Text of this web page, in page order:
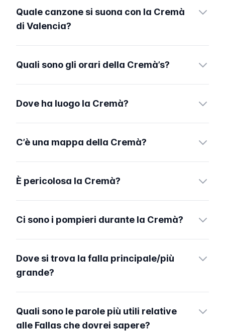
Quale canzone si suona con la Cremà
di Valencia?
Quali sono gli orari della Cremà’s?
Dove ha luogo la Cremà?
C’è una mappa della Cremà?
È pericolosa la Cremà?
Ci sono i pompieri durante la Cremà?
Dove si trova la falla principale/più
grande?
Quali sono le parole più utili relative
alle Fallas che dovrei sapere?